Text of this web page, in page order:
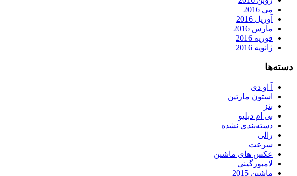
می 2016
آوریل 2016
مارس 2016
فوریه 2016
ژانویه 2016
دسته‌ها
آ او دی
استون مارتین
بنز
بی ام دبلیو
دسته‌بندی نشده
رالی
سرعت
عکس های ماشین
لامبورگینی
ماشین 2015